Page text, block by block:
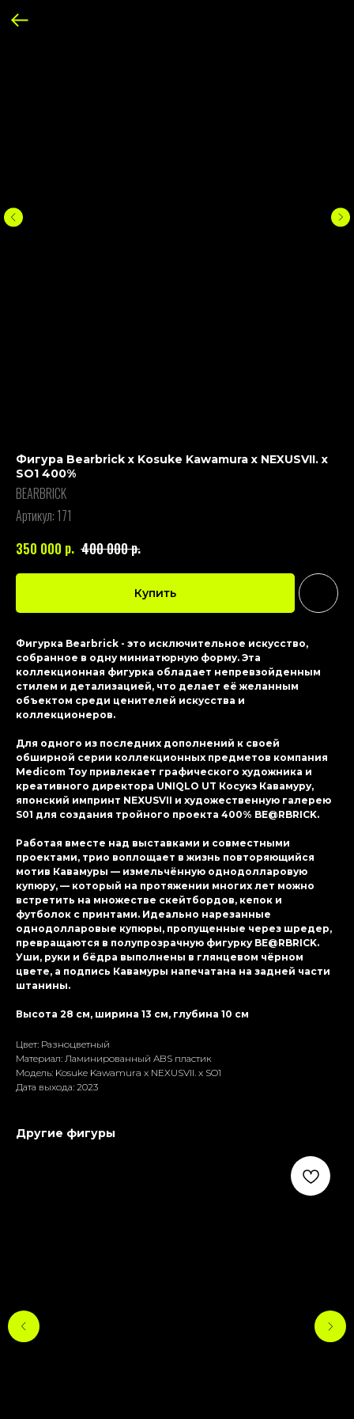
Фигура Bearbrick x Kosuke Kawamura x NEXUSVII. x
SO1 400%
BEARBRICK
Артикул: 171
350 000 р. 400 000р.
Купить
Фигурка Bearbrick - это исключительное искусство,
собранное в одну миниатюрную форму. Эта
коллекционная фигурка обладает непревзойденным
стилем и детализацией, что делает её желанным
объектом среди ценителей искусства и
коллекционеров.
Для одного из последних дополнений к своей
обширной серии коллекционных предметов компания
Medicom Toy привлекает графического художника и
креативного директора UNIQLO UT Косукэ Кавамуру,
японский импринт NEXUSVII и художественную галерею
S01 для создания тройного проекта 400% BE@RBRICK.
Работая вместе над выставками и совместными
проектами, трио воплощает в жизнь повторяющийся
мотив Кавамуры — измельчённую однодолларовую
купюру, — который на протяжении многих лет можно
встретить на множестве скейтбордов, кепок и
футболок с принтами. Идеально нарезанные
однодолларовые купюры, пропущенные через шредер,
превращаются в полупрозрачную фигурку BE@RBRICK.
Уши, руки и бёдра выполнены в глянцевом чёрном
цвете, а подпись Кавамуры напечатана на задней части
штанины.
Высота 28 см, ширина 13 см, глубина 10 см
Цвет: Разноцветный
Материал: Ламиниpoванный ABS пластик
Модель: Kosuke Kawamura x NEXUSVII. x SO1
Дата выхода: 2023
Другие фигуры